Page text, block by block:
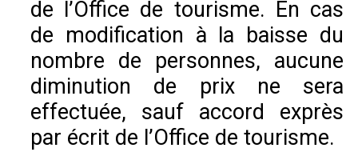
de l’Office de tourisme. En cas
de modification à la baisse du
nombre de personnes, aucune
diminution de prix ne sera
effectuée, sauf accord exprès
par écrit de l’Office de tourisme.